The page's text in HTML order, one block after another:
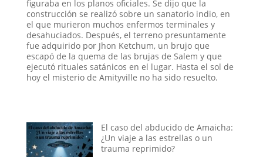
figuraba en los planos oficiales. Se dijo que la
construcción se realizó sobre un sanatorio indio, en
el que murieron muchos enfermos terminales y
desahuciados. Después, el terreno presuntamente
fue adquirido por Jhon Ketchum, un brujo que
escapó de la quema de las brujas de Salem y que
ejecutó rituales satánicos en el lugar. Hasta el sol de
hoy el misterio de Amityville no ha sido resuelto.
El caso del abducido de Amaicha:
¿Un viaje a las estrellas o un
trauma reprimido?